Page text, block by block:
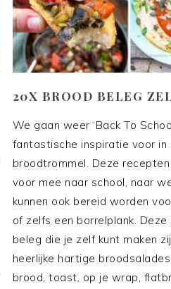
20X BROOD BELEG
We gaan weer ‘Back To
fantastische inspiratie voor in
broodtrommel. Deze recepten
voor mee naar school, naar
kunnen ook bereid worden
of zelfs een borrelplank. Deze
beleg die je zelf kunt maken
heerlijke hartige
brood, toast, op je wrap,